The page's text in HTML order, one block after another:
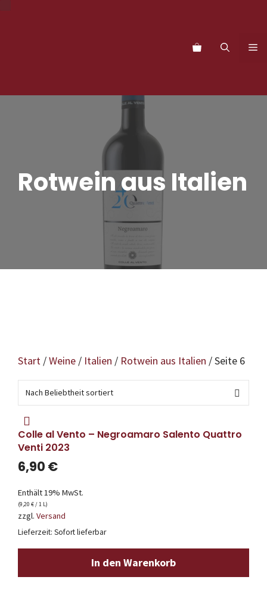
Rotwein aus Italien
Start /Weine / Italien / Rotwein aus Italien / Seite 6
Colle al Vento – Negroamaro Salento Quattro
Venti 2023
6,90 €
Enthält 19% MwSt.
(9,20 € / 1 L)
zzgl. Versand
Lieferzeit: Sofort lieferbar
In den Warenkorb